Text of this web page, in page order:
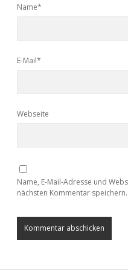
Name*
E-Mail*
Webseite
Name, E-Mail-Adresse und
nächsten Kommentar speichern.